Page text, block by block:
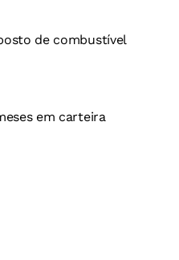
de combustível
em carteira